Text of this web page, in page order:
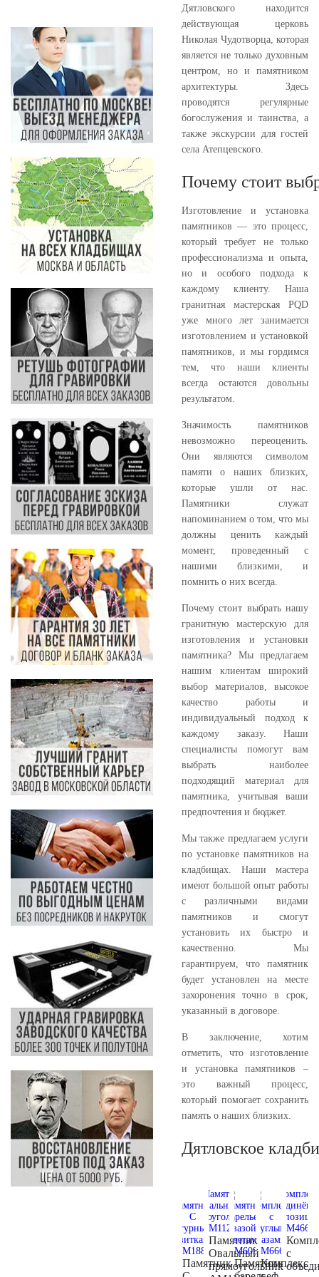
Дятловского находится
действующая церковь
Николая Чудотворца, которая
является не только духовным
центром, но и памятником
архитектуры. Здесь
проводятся регулярные
богослужения и таинства, а
также экскурсии для гостей
села Атепцевского.
Почему стоит
Изготовление и установка
памятников — это процесс,
который требует не только
профессионализма и опыта,
но и особого подхода к
каждому клиенту. Наша
гранитная мастерская PQD
уже много лет занимается
изготовлением и установкой
памятников, и мы гордимся
тем, что наши клиенты
всегда остаются довольны
результатом.
Значимость памятников
невозможно переоценить.
Они являются символом
памяти о наших близких,
которые ушли от нас.
Памятники служат
напоминанием о том, что мы
должны ценить каждый
момент, проведенный с
нашими близкими, и
помнить о них всегда.
Почему стоит выбрать нашу
гранитную мастерскую для
изготовления и установки
памятника? Мы предлагаем
нашим клиентам широкий
выбор материалов, высокое
качество работы и
индивидуальный подход к
каждому заказу. Наши
специалисты помогут вам
выбрать наиболее
подходящий материал для
памятника, учитывая ваши
предпочтения и бюджет.
Мы также предлагаем услуги
по установке памятников на
кладбищах. Наши мастера
имеют большой опыт работы
с различными видами
памятников и смогут
установить их быстро и
качественно. Мы
гарантируем, что памятник
будет установлен на месте
захоронения точно в срок,
указанный в договоре.
В заключение, хотим
отметить, что изготовление
и установка памятников –
это важный процесс,
который помогает сохранить
память о наших близких.
Дятловское
Памятник
Памятник
Овальный
прямоугольник
ПамятникКомплекс
с